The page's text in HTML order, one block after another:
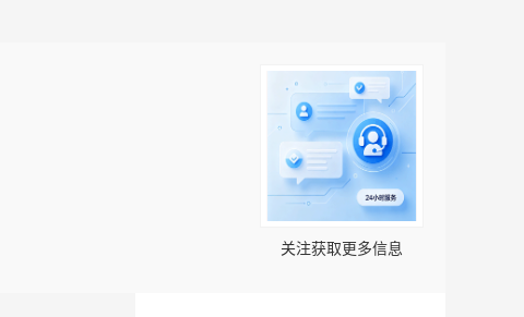
关注获取更多信息